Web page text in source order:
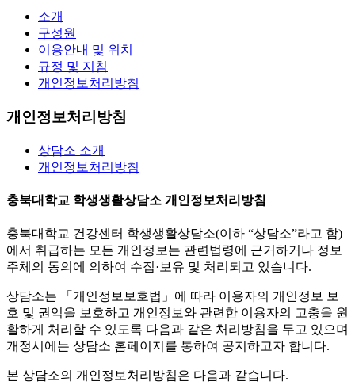
소개
구성원
이용안내 및 위치
규정 및 지침
개인정보처리방침
개인정보처리방침
상담소 소개
개인정보처리방침
충북대학교 학생생활상담소 개인정보처리방침
충북대학교 건강센터 학생생활상담소(이하 “상담소”라고 함)
에서 취급하는 모든 개인정보는 관련법령에 근거하거나 정보
주체의 동의에 의하여 수집·보유 및 처리되고 있습니다.
상담소는 「개인정보보호법」에 따라 이용자의 개인정보 보
호 및 권익을 보호하고 개인정보와 관련한 이용자의 고충을 원
활하게 처리할 수 있도록 다음과 같은 처리방침을 두고 있으며
개정시에는 상담소 홈페이지를 통하여 공지하고자 합니다.
본 상담소의 개인정보처리방침은 다음과 같습니다.